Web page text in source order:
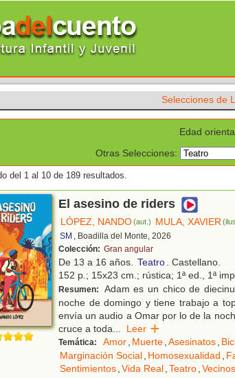
Selecciones de
Edad
Otras Selecciones:
del 1 al 10 de 189 resultados.
El asesino de riders
LÓPEZ, NANDO(aut.) MULA, XAVIER
SM
, Boadilla del Monte, 2026
Colección: Gran angular
De 13 a 16 años. Teatro
. Castellano.
152 p.; 15x23 cm.; rústica; 1ª ed., 1ª
Resumen:
Adam es un chico de
noche de domingo y tiene trabajo a
envía un audio a Omar por lo de la
cruce a toda
Leer
Temática: Amor Muerte Asesinatos
Marginación Social Homosexualidad
Sentimientos Vida Real Teatro Vecinos